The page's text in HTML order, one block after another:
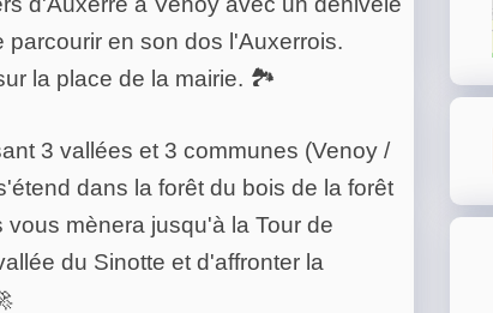
parcourir en son dos l'Auxerrois.
la place de la mairie. 🏞
3 vallées et 3 communes (Venoy /
dans la forêt du bois de la forêt
mènera jusqu'à la Tour de
du Sinotte et d'affronter la